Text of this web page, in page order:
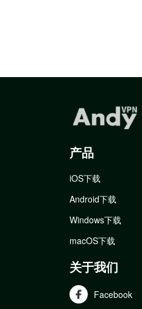
产品
iOS下载
Android下载
Windows下载
macOS下载
关于我们
Facebook